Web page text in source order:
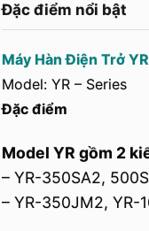
dựa
trên
giá
Đặc điểm nổi bật
Máy Hàn Điện Trở
Model: YR – Series
Đặc điểm
Model YR gồm 2
– YR-350SA2,
– YR-350JM2, YR-